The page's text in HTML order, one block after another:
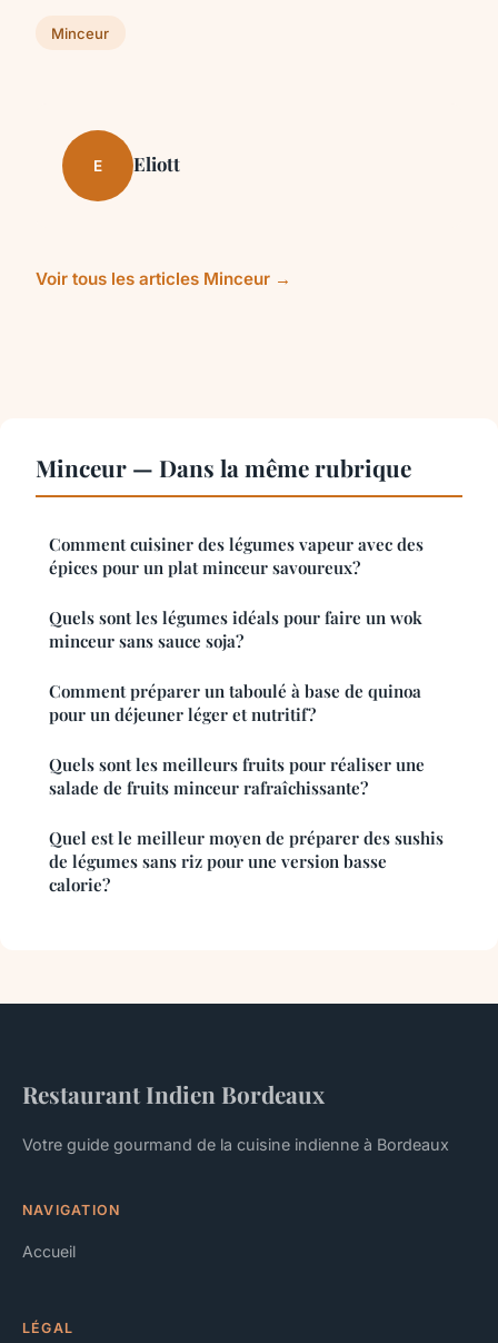
Minceur
E Eliott
Voir tous les articles Minceur →
Minceur — Dans la même rubrique
Comment cuisiner des légumes vapeur avec des
épices pour un plat minceur savoureux?
Quels sont les légumes idéals pour faire un wok
minceur sans sauce soja?
Comment préparer un taboulé à base de quinoa
pour un déjeuner léger et nutritif?
Quels sont les meilleurs fruits pour réaliser une
salade de fruits minceur rafraîchissante?
Quel est le meilleur moyen de préparer des sushis
de légumes sans riz pour une version basse
calorie?
Restaurant Indien Bordeaux
Votre guide gourmand de la cuisine indienne à Bordeaux
NAVIGATION
Accueil
LÉGAL